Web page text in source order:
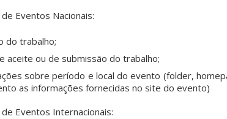
Eventos Nacionais:
do trabalho;
aceite ou de submissão do trabalho;
sobre período e local do evento (folder,
as informações fornecidas no site do evento)
Eventos Internacionais: